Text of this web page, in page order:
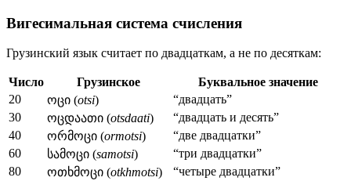
Вигесимальная система счисления
Грузинский язык считает по двадцаткам, а не по десяткам:
Число Грузинское
Буквальное значение
20
ოცი (otsi)
“двадцать”
30
ოცდაათი (otsdaati)
“двадцать и десять”
40
ორმოცი (ormotsi)
“две двадцатки”
60
სამოცი (samotsi)
“три двадцатки”
80
ოთხმოცი (otkhmotsi)
“четыре двадцатки”